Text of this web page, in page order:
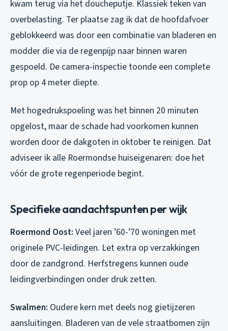
kwam terug via het doucheputje. Klassiek teken van
overbelasting. Ter plaatse zag ik dat de hoofdafvoer
geblokkeerd was door een combinatie van bladeren en
modder die via de regenpijp naar binnen waren
gespoeld. De camera-inspectie toonde een complete
prop op 4 meter diepte.
Met hogedrukspoeling was het binnen 20 minuten
opgelost, maar de schade had voorkomen kunnen
worden door de dakgoten in oktober te reinigen. Dat
adviseer ik alle Roermondse huiseigenaren: doe het
vóór de grote regenperiode begint.
Specifieke aandachtspunten per wijk
Roermond Oost: Veel jaren ’60-’70 woningen met
originele PVC-leidingen. Let extra op verzakkingen
door de zandgrond. Herfstregens kunnen oude
leidingverbindingen onder druk zetten.
Swalmen: Oudere kern met deels nog gietijzeren
aansluitingen. Bladeren van de vele straatbomen zijn